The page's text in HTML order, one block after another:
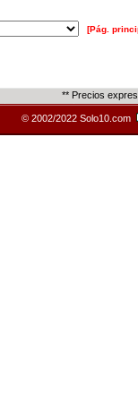
[Pág.
** Precios
© 2002/2022 Solo10.com